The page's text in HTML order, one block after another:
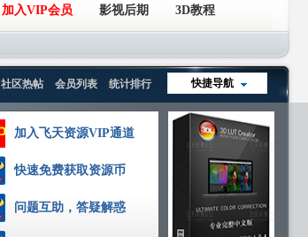
加入VIP会员 影视后期 3D教程
快捷导航
社区热帖 会员列表 统计排行
加入飞天资源VIP通道
快速免费获取资源币
问题互助，答疑解惑